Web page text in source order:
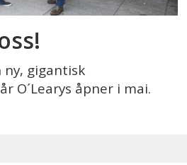
gigantisk
O´Learys åpner i mai.